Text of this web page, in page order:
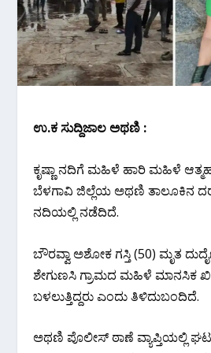
ಉ.ಕ ಸುದ್ದಿಜಾಲ ಅಥಣಿ :
ಕೃಷ್ಣಾ ನದಿಗೆ ಮಹಿಳೆ ಹಾರಿ ಮಹಿಳೆ
ಬೆಳಗಾವಿ ಜಿಲ್ಲೆಯ ಅಥಣಿ ತಾಲೂಕಿನ
ನದಿಯಲ್ಲಿ ನಡೆದಿದೆ.
ಬೌರವ್ವಾ ಅಶೋಕ ಗಸ್ತಿ (50) ಮೃತ
ಶೇಗುಣಸಿ ಗ್ರಾಮದ ಮಹಿಳೆ ಮಾನಸಿಕ
ಬಳಲುತ್ತಿದ್ದರು ಎಂದು ತಿಳಿದುಬಂದಿದೆ.
ಅಥಣಿ ಪೊಲೀಸ್‌ ಠಾಣೆ ವ್ಯಾಪ್ತಿಯಲ್ಲಿ